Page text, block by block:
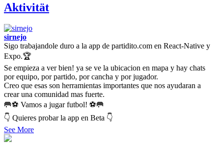
Aktivität
sirnejo
Sigo trabajandole duro a la app de partidito.com en React-Native y
Expo.🏆
Se empieza a ver bien! ya se ve la ubicacion en mapa y hay chats
por equipo, por partido, por cancha y por jugador.
Creo que esas son herramientas importantes que nos ayudaran a
crear una comunidad mas fuerte.
🥅⚽ Vamos a jugar futbol! ⚽🥅
👇 Quieres probar la app en Beta 👇
See More